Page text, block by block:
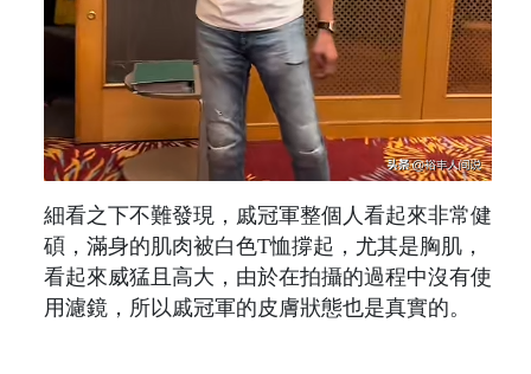
細看之下不難發現，戚冠軍整個人看起來非常健
碩，滿身的肌肉被白色T恤撐起，尤其是胸肌，
看起來威猛且高大，由於在拍攝的過程中沒有使
用濾鏡，所以戚冠軍的皮膚狀態也是真實的。